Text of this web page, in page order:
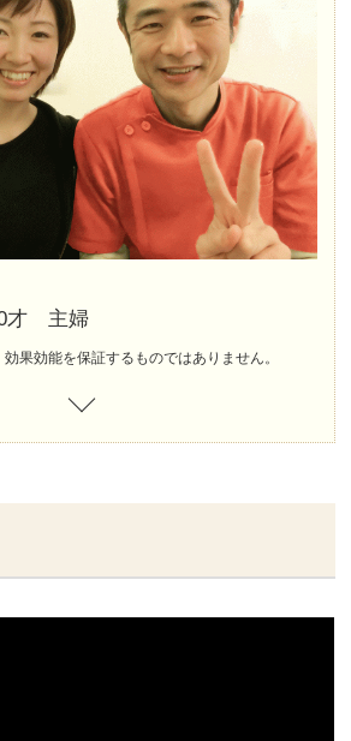
才 主婦
果効能を保証するものではありません。